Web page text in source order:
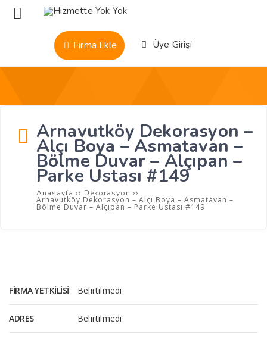
Üye Girişi
Firma Ekle
Arnavutköy Dekorasyon –
Alçı Boya – Asmatavan –
Bölme Duvar – Alçıpan –
Parke Ustası #149
Anasayfa ›› Dekorasyon ››
Arnavutköy Dekorasyon – Alçı Boya – Asmatavan –
Bölme Duvar – Alçıpan – Parke Ustası #149
FIRMA YETKILISI Belirtilmedi
ADRES Belirtilmedi